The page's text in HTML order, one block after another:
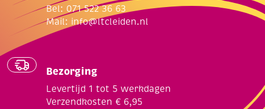
Bel: 071 522 36 63
Mail: info@ltcleiden.nl
Bezorging
Levertijd 1 tot 5 werkdagen
Verzendkosten € 6,95